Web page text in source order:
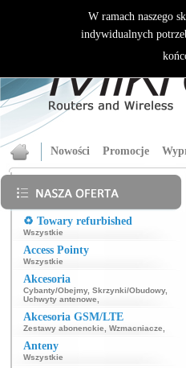
Nowości Promocje
♻️ Towary refurbished
Wszystkie
Access Pointy
Wszystkie
Akcesoria
Cybanty/Obejmy, Skrzynki/Obudowy,
Uchwyty antenowe
Akcesoria GSM/LTE
Zestawy abonenckie Wzmacniacze
Anteny
Wszystkie
W ramach naszego
indywidualnych